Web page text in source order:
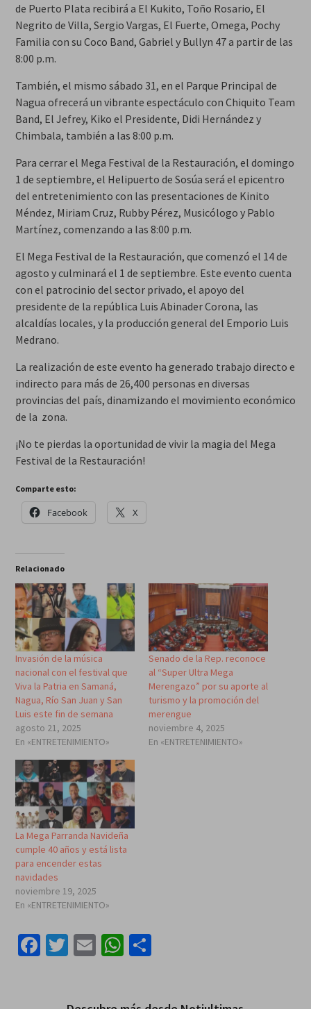
de Puerto Plata recibirá a El Kukito, Toño Rosario, El
Negrito de Villa, Sergio Vargas, El Fuerte, Omega, Pochy
Familia con su Coco Band, Gabriel y Bullyn 47 a partir de las
8:00 p.m.
También, el mismo sábado 31, en el Parque Principal de
Nagua ofrecerá un vibrante espectáculo con Chiquito Team
Band, El Jefrey, Kiko el Presidente, Didi Hernández y
Chimbala, también a las 8:00 p.m.
Para cerrar el Mega Festival de la Restauración, el domingo
1 de septiembre, el Helipuerto de Sosúa será el epicentro
del entretenimiento con las presentaciones de Kinito
Méndez, Miriam Cruz, Rubby Pérez, Musicólogo y Pablo
Martínez, comenzando a las 8:00 p.m.
El Mega Festival de la Restauración, que comenzó el 14 de
agosto y culminará el 1 de septiembre. Este evento cuenta
con el patrocinio del sector privado, el apoyo del
presidente de la república Luis Abinader Corona, las
alcaldías locales, y la producción general del Emporio Luis
Medrano.
La realización de este evento ha generado trabajo directo e
indirecto para más de 26,400 personas en diversas
provincias del país, dinamizando el movimiento económico
de la zona.
¡No te pierdas la oportunidad de vivir la magia del Mega
Festival de la Restauración!
Comparte esto:
Facebook X
Relacionado
Invasión de la música
nacional con el festival que
Viva la Patria en Samaná,
Nagua, Río San Juan y San
Luis este fin de semana
agosto 21, 2025
En «ENTRETENIMIENTO»
Senado de la Rep. reconoce
al “Super Ultra Mega
Merengazo” por su aporte al
turismo y la promoción del
merengue
noviembre 4, 2025
En «ENTRETENIMIENTO»
La Mega Parranda Navideña
cumple 40 años y está lista
para encender estas
navidades
noviembre 19, 2025
En «ENTRETENIMIENTO»
Facebook
Twitter
EmailWhatsApp
Compartir